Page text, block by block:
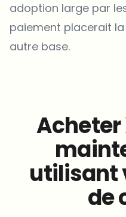
adoption large par
paiement placerait
autre base.
Acheter
utilisant
de